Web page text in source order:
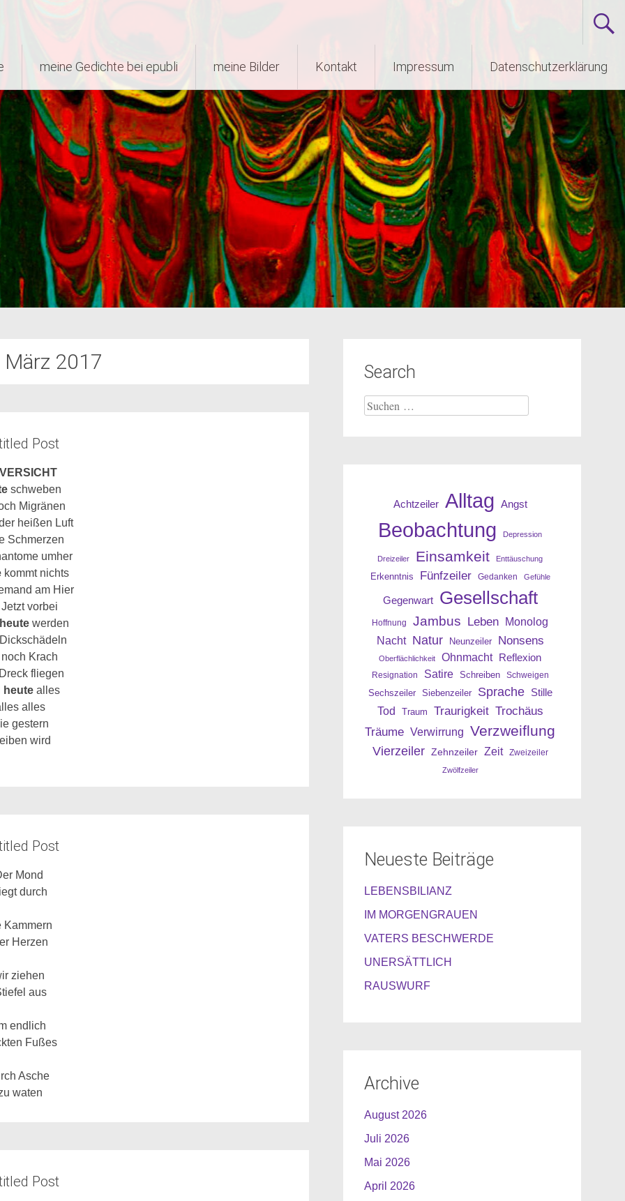
meine Gedichte bei epubli meine Bilder Kontakt Impressum Datenschutzerklärung
März 2017
Post
schweben
Migränen
heißen Luft
Schmerzen
umher
kommt nichts
am Hier
vorbei
heute werden
Krach
fliegen
heute alles
alles
gestern
wird
Post
Mond
durch
Kammern
Herzen
ziehen
aus
endlich
Fußes
Asche
waten
Post
Search
Suche
nach:
Achtzeiler Alltag Angst
Beobachtung Depression
Dreizeiler Einsamkeit Enttäuschung
Erkenntnis Fünfzeiler Gedanken Gefühle
Gegenwart Gesellschaft
Hoffnung Jambus Leben Monolog
Nacht Natur Neunzeiler Nonsens
Oberflächlichkeit Ohnmacht Reflexion
Resignation Satire Schreiben Schweigen
Sechszeiler Siebenzeiler Sprache Stille
Tod Traum Traurigkeit Trochäus
Träume Verwirrung Verzweiflung
Vierzeiler Zehnzeiler Zeit Zweizeiler
Zwölfzeiler
Neueste Beiträge
LEBENSBILIANZ
IM MORGENGRAUEN
VATERS BESCHWERDE
UNERSÄTTLICH
RAUSWURF
Archive
August 2026
Juli 2026
Mai 2026
April 2026